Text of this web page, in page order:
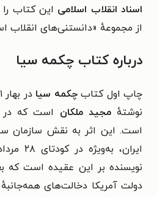
اسناد انقلاب اسلامی این کتاب
از مجموعهٔ «دانستنی‌های انقلاب
درباره کتاب چکمه سیا
چاپ اول کتابچکمه سیا
نوشتهٔ مجید ملکان است که
نویسنده بر این عقیده است که
دولت آمریکا دخالت‌های همه‌جانبهٔ